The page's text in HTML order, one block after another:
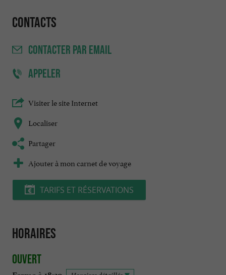
Contacts
CONTACTER PAR EMAIL
APPELER
Visiter le site Internet
Localiser
Partager
Ajouter à mon carnet de voyage
TARIFS ET RÉSERVATIONS
Horaires
Ouvert